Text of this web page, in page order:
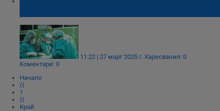
11:22 | 27 март 2025 г. Харесвания: 0
Коментари: 0
Начало
⟨⟨
1
⟩⟩
Край